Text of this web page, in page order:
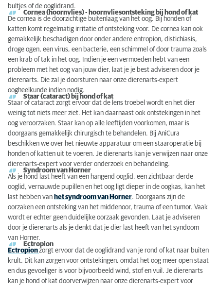
bultjes of de ooglidrand.
Cornea (hoornvlies) - hoornvliesontsteking bij hond of kat
De cornea is de doorzichtige buitenlaag van het oog. Bij honden of
katten komt regelmatig irritatie of ontsteking voor. De cornea kan ook
gemakkelijk beschadigen door onder andere entropion, distichiasis,
droge ogen, een virus, een bacterie, een schimmel of door trauma zoals
een krab of tak in het oog. Indien je een vermoeden hebt van een
probleem met het oog van jouw dier, laat je je best adviseren door je
dierenarts. Die zal je doorsturen naar onze dierenarts-expert
oogheelkunde indien nodig.
Staar (cataract) bij hond of kat
Staar of cataract zorgt ervoor dat de lens troebel wordt en het dier
weinig tot niets meer ziet. Het kan daarnaast ook ontstekingen in het
oog veroorzaken. Staar kan op alle leeftijden voorkomen, maar is
doorgaans gemakkelijk chirurgisch te behandelen. Bij AniCura
beschikken we over het nieuwte apparatuur om een staaroperatie bij
honden of katten uit te voeren. Je dierenarts kan je verwijzen naar onze
dierenarts-expert voor verder onderzoek en behandeling.
Syndroom van Horner
Als je hond last heeft van een hangend ooglid, een zichtbaar derde
ooglid, vernauwde pupillen en het oog ligt dieper in de oogkas, kan het
last hebben van het syndroom van Horner. Doorgaans zijn de
oorzaken een ontsteking van het middenoor, trauma of een tumor. Vaak
wordt er echter geen duidelijke oorzaak gevonden. Laat je adviseren
door je dierenarts als je denkt dat je dier last heeft van het syndoom
van Horner.
Ectropion
Ectropionzorgt ervoor dat de ooglidrand van je rond of kat naar buiten
krult. Dit kan zorgen voor ontstekingen, omdat het oog meer open staat
en dus gevoeliger is voor bijvoorbeeld wind, stof en vuil. Je dierenarts
kan je hond of kat doorverwijzen naar onze dierenarts-expert voor